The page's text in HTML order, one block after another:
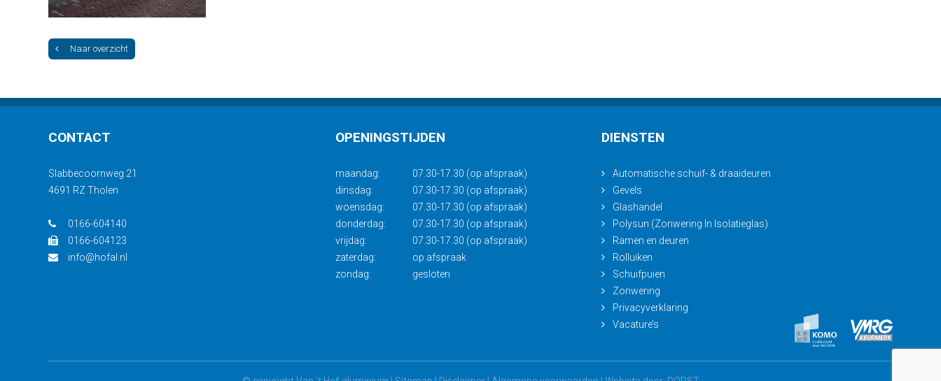
Naar overzicht
CONTACT
Slabbecoornweg 21
4691 RZ Tholen
0166-604140
0166-604123
info@hofal.nl
OPENINGSTIJDEN
maandag:
07.30-17.30 (op afspraak)
dinsdag:
07.30-17.30 (op afspraak)
woensdag:
07.30-17.30 (op afspraak)
donderdag:
07.30-17.30 (op afspraak)
vrijdag:
07.30-17.30 (op afspraak)
zaterdag:
op afspraak
zondag:
gesloten
DIENSTEN
Automatische schuif- & draaideuren
Gevels
Glashandel
Polysun (Zonwering In Isolatieglas)
Ramen en deuren
Rolluiken
Schuifpuien
Zonwering
Privacyverklaring
Vacature’s